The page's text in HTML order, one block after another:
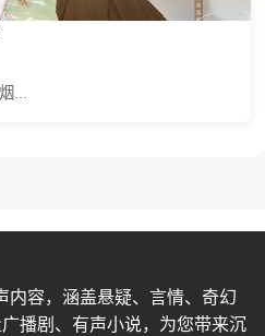
...
内容，涵盖悬疑、言情、奇幻
播剧、有声小说，为您带来沉